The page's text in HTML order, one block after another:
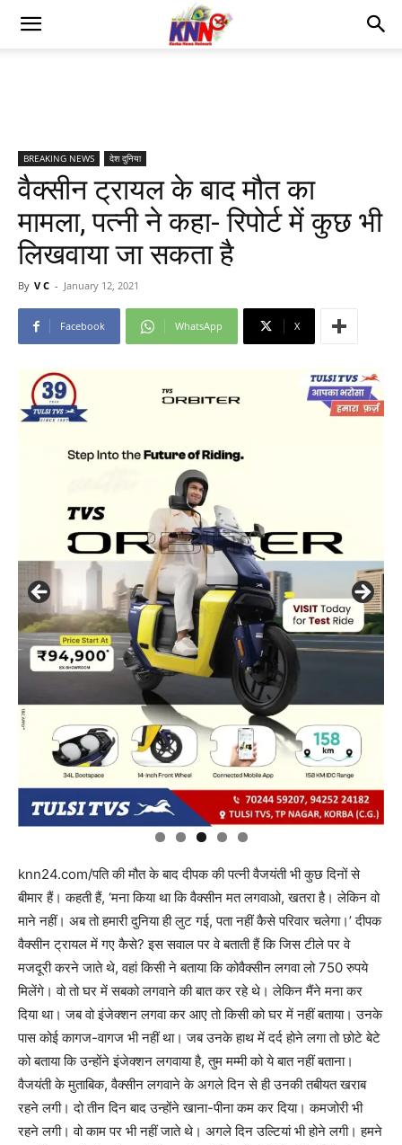
BREAKING NEWS देश दुनिया
वैक्सीन ट्रायल के बाद मौत का
मामला, पत्नी ने कहा- रिपोर्ट में कुछ भी
लिखवाया जा सकता है
By V C - January 12, 2021
Facebook WhatsApp X
knn24.com/पति की मौत के बाद दीपक की पत्नी वैजयंती भी कुछ दिनों से
बीमार हैं। कहती हैं, ‘मना किया था कि वैक्सीन मत लगवाओ, खतरा है। लेकिन वो
माने नहीं। अब तो हमारी दुनिया ही लुट गई, पता नहीं कैसे परिवार चलेगा।’ दीपक
वैक्सीन ट्रायल में गए कैसे? इस सवाल पर वे बताती हैं कि जिस टीले पर वे
मजदूरी करने जाते थे, वहां किसी ने बताया कि कोवैक्सीन लगवा लो 750 रुपये
मिलेंगे। वो तो घर में सबको लगवाने की बात कर रहे थे। लेकिन मैंने मना कर
दिया था। जब वो इंजेक्शन लगवा कर आए तो किसी को घर में नहीं बताया। उनके
पास कोई कागज-वागज भी नहीं था। जब उनके हाथ में दर्द होने लगा तो छोटे बेटे
को बताया कि उन्होंने इंजेक्शन लगवाया है, तुम मम्मी को ये बात नहीं बताना।
वैजयंती के मुताबिक, वैक्सीन लगवाने के अगले दिन से ही उनकी तबीयत खराब
रहने लगी। दो तीन दिन बाद उन्होंने खाना-पीना कम कर दिया। कमजोरी भी
रहने लगी। वो काम पर भी नहीं जाते थे। अगले दिन उल्टियां भी होने लगी। हमने